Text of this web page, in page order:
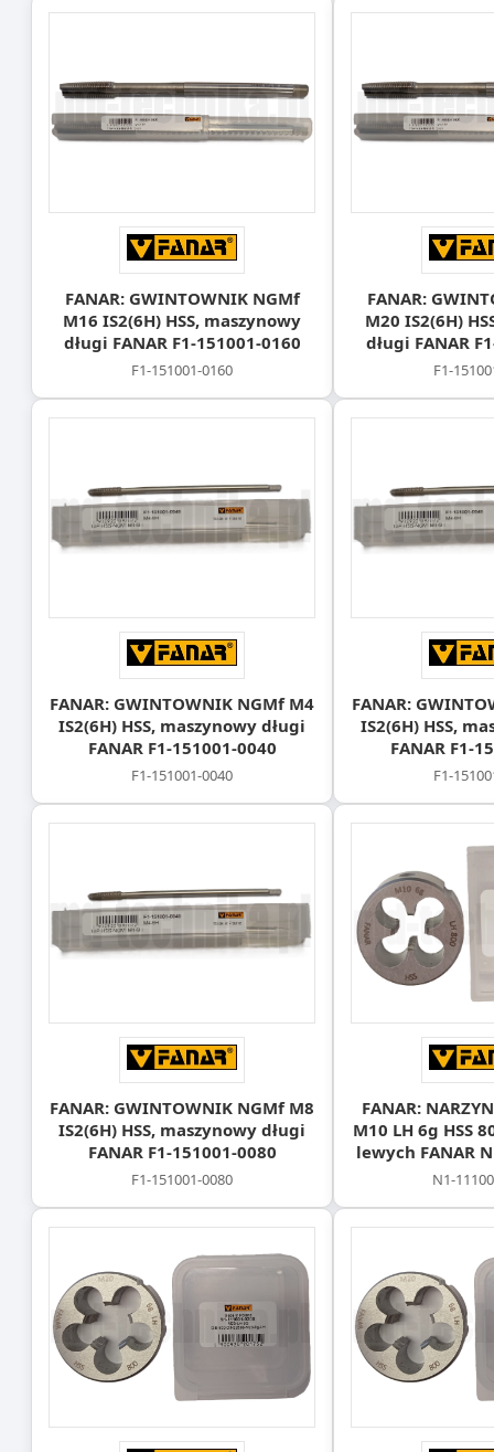
FANAR: GWINTOWNIK NGMf
M16 IS2(6H) HSS, maszynowy
długi FANAR F1-151001-0160
F1-151001-0160
FANAR:
M20 IS2(6H)
długi FANAR
F1-
FANAR: GWINTOWNIK NGMf M4
IS2(6H) HSS, maszynowy długi
FANAR F1-151001-0040
F1-151001-0040
FANAR:
IS2(6H) HSS,
FANAR F1-
F1-
FANAR: GWINTOWNIK NGMf M8
IS2(6H) HSS, maszynowy długi
FANAR F1-151001-0080
F1-151001-0080
FANAR:
M10 LH 6g HSS
lewych FANAR
N1-